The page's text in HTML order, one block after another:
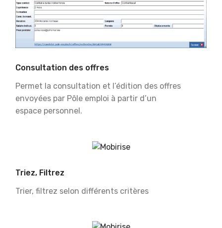
Consultation des offres
Permet la consultation et l’édition des offres
envoyées par Pôle emploi à partir d’un
espace personnel.
Triez, Filtrez
Trier, filtrez selon différents critères